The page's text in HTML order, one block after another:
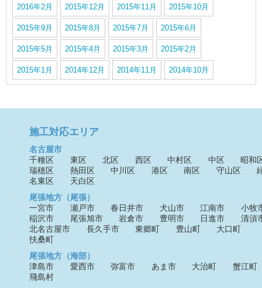
2016年2月 2015年12月 2015年11月 2015年10月
2015年9月 2015年8月 2015年7月 2015年6月
2015年5月 2015年4月 2015年3月 2015年2月
2015年1月 2014年12月 2014年11月 2014年10月
施工対応エリア
名古屋市
千種区
東区 北区 西区 中村区 中区
昭和
瑞穂区
熱田区 中川区 港区 南区 守山区
名東区
天白区
尾張地方（尾張）
一宮市
瀬戸市 春日井市 犬山市 江南市
小牧
稲沢市
尾張旭市 岩倉市 豊明市 日進市
清須
北名古屋市
長久手市 東郷町 豊山町
大口町
扶桑町
尾張地方（海部）
津島市
愛西市 弥富市 あま市 大治町
蟹江町
飛島村